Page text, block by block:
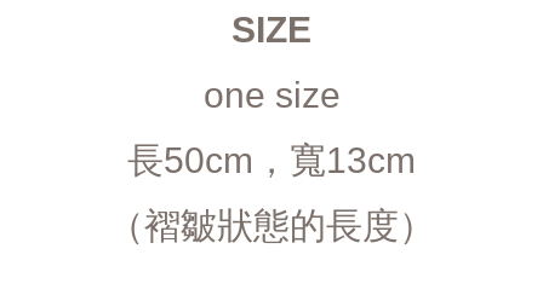
SIZE
one size
長50cm，寬13cm
（褶皺狀態的長度）